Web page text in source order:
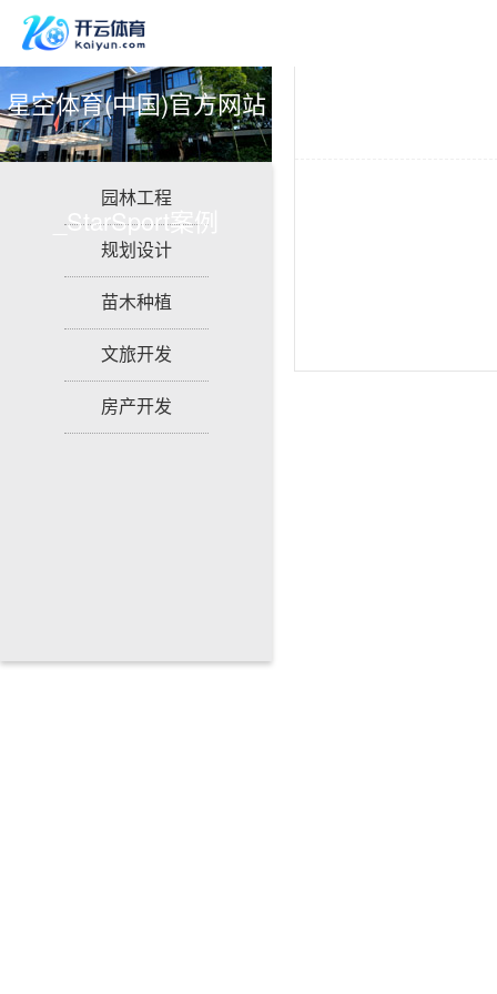
星空体育(中国)官方网站
_StarSport案例
园林工程
规划设计
苗木种植
文旅开发
房产开发